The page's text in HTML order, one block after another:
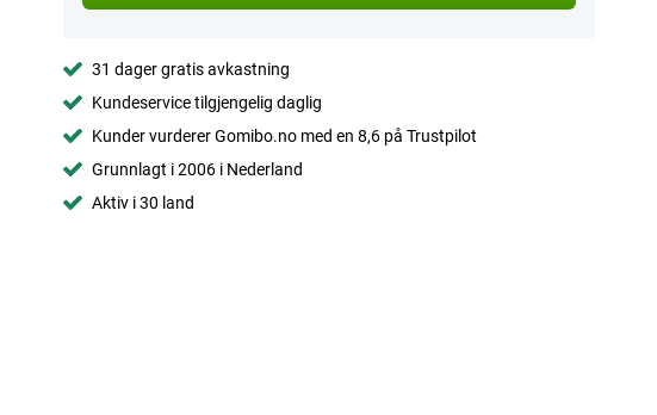
31 dager gratis avkastning
Kundeservice tilgjengelig daglig
Kunder vurderer Gomibo.no med en 8,6 på Trustpilot
Grunnlagt i 2006 i Nederland
Aktiv i 30 land